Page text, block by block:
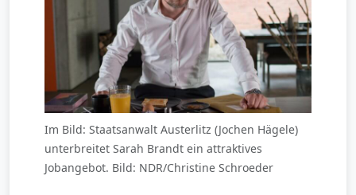
Im Bild: Staatsanwalt Austerlitz (Jochen Hägele)
unterbreitet Sarah Brandt ein attraktives
Jobangebot. Bild: NDR/Christine Schroeder